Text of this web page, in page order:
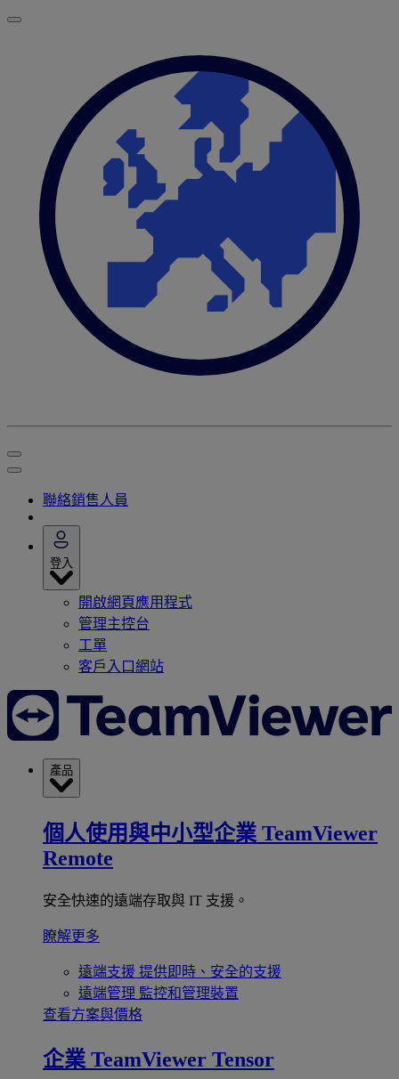
聯絡銷售人員
登入
開啟網頁應用程式
管理主控台
工單
客戶入口網站
產品
個人使用與中小型企業 TeamViewer
Remote
安全快速的遠端存取與 IT 支援。
瞭解更多
遠端支援 提供即時、安全的支援
遠端管理 監控和管理裝置
查看方案與價格
企業 TeamViewer Tensor